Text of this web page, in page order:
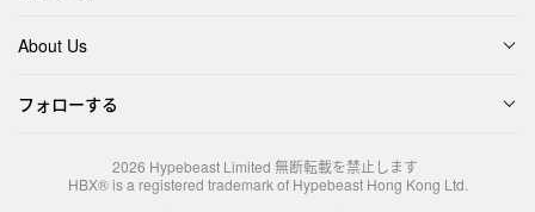
About Us
フォローする
2026 Hypebeast Limited 無断転載を禁止します
HBX® is a registered trademark of Hypebeast Hong Kong Ltd.